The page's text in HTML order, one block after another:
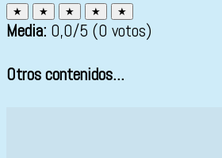
★ ★ ★ ★ ★
Media: 0,0/5 (0 votos)
Otros contenidos...